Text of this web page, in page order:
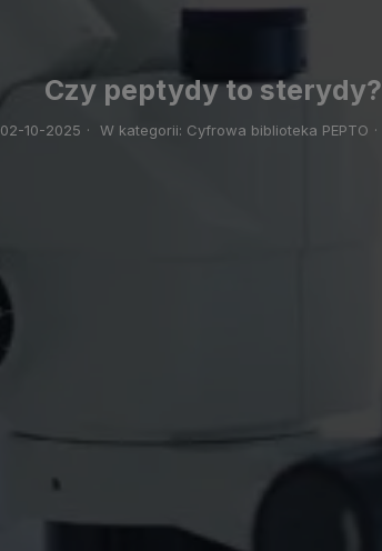
Czy peptydy to sterydy?
02-10-2025 · W kategorii: Cyfrowa biblioteka PEPTO ·